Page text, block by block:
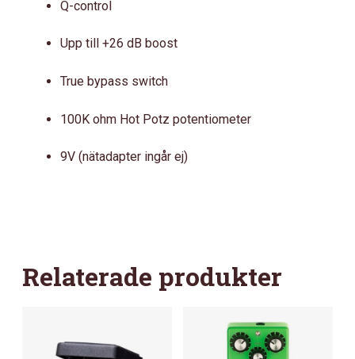
Q-control
Upp till +26 dB boost
True bypass switch
100K ohm Hot Potz potentiometer
9V (nätadapter ingår ej)
Relaterade produkter